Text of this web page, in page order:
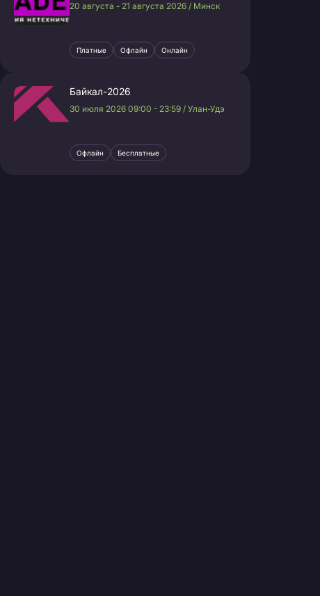
20 августа - 21 августа 2026 / Минск
Платные Офлайн Онлайн
Байкал-2026
30 июля 2026 09:00 - 23:59 / Улан-Удэ
Офлайн Бесплатные